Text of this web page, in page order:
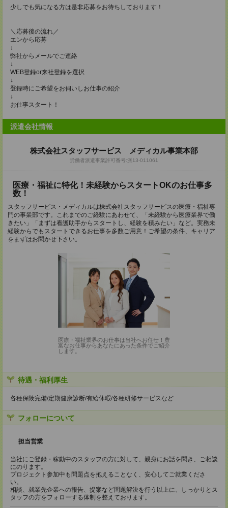
少しでも気になる方は是非応募をお待ちしております！
＼応募後の流れ／
エンから応募
↓
弊社からメールでご連絡
↓
WEB登録or来社登録を選択
↓
登録時にご希望をお伺いしお仕事の紹介
↓
お仕事スタート！
派遣会社情報
株式会社スタッフサービス メディカル事業本部
労働者派遣事業許可番号:派13-011061
医療・福祉に特化！未経験からスタートOKのお仕事多
数！
スタッフサービス・メディカルは株式会社スタッフサービスの医療・福祉専
門の事業部です。これまでのご経験にあわせて、「未経験から医療業界で働
きたい」「まずは看護助手からスタートし、経験を積みたい」など。実務未
経験からでもスタートできるお仕事を多数ご用意！ご希望の条件、キャリア
をまずはお聞かせ下さい。
医療・福祉業界のお仕事は当社へお任せ！豊
富なお仕事からあなたにあった条件でご紹介
します。
待遇・福利厚生
各種保険完備/定期健康診断/有給休暇/各種研修サービスなど
フォローについて
担当営業
当社にご登録・稼動中のスタッフの方に対して、親身にお話を聞き、ご相談
にのります。
プロジェクト参加中も問題点を抱えることなく、安心してご就業くださ
い。
相談、就業先企業への報告、提案など問題解決を行う以上に、しっかりとス
タッフの方をフォローする体制を整えております。